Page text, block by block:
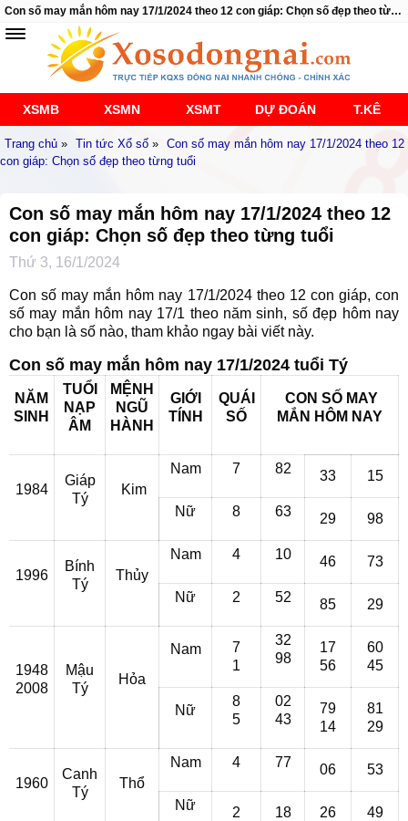
Con số may mắn hôm nay 17/1/2024 theo 12 con giáp: Chọn số đẹp theo từng tuổi
XSMB XSMN XSMT DỰ ĐOÁN T.KÊ
Trang chủ » Tin tức Xổ số » Con số may mắn hôm nay 17/1/2024 theo 12
con giáp: Chọn số đẹp theo từng tuổi
Con số may mắn hôm nay 17/1/2024 theo 12
con giáp: Chọn số đẹp theo từng tuổi
Thứ 3, 16/1/2024
Con số may mắn hôm nay 17/1/2024 theo 12 con giáp, con
số may mắn hôm nay 17/1 theo năm sinh, số đẹp hôm nay
cho bạn là số nào, tham khảo ngay bài viết này.
Con số may mắn hôm nay 17/1/2024 tuổi Tý
NĂM
SINH
TUỔI
NẠP
ÂM
MỆNH
NGŨ
HÀNH
GIỚI
TÍNH
QUÁI
SỐ
CON SỐ MAY
MẮN HÔM NAY
1984
Giáp
Tý
Kim
Nam 7 82 33 15
Nữ 8 63 29 98
1996
Bính
Tý
Thủy
Nam 4 10 46 73
Nữ 2 52 85 29
1948
2008
Mậu
Tý
Hỏa
Nam
7
1
32
98
17
56
60
45
Nữ
8
5
02
43
79
14
81
29
1960
Canh
Tý
Thổ
Nam 4 77 06 53
Nữ 2 18 26 49